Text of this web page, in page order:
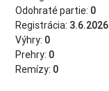
Odohraté partie: 0
Registrácia: 3.6.2026
Výhry: 0
Prehry: 0
Remízy: 0